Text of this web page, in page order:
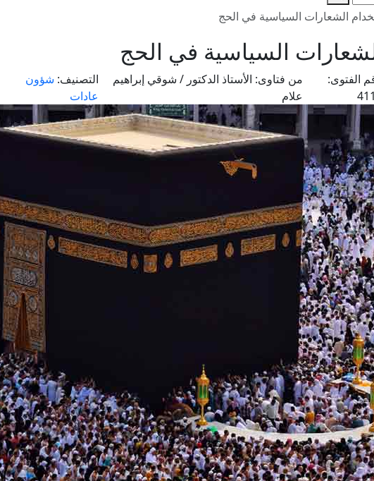
الشعارات السياسية في الحج
السياسية في الحج
الفتوى:
من فتاوى: الأستاذ الدكتور / شوقي إبراهيم
علام
التصنيف: شؤون
عادات